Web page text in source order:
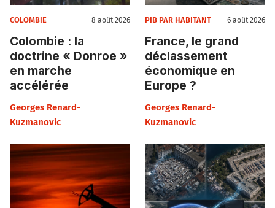
COLOMBIE 8 août 2026
Colombie : la
doctrine « Donroe »
en marche
accélérée
Georges Renard-
Kuzmanovic
PIB PAR HABITANT 6 août 2026
France, le grand
déclassement
économique en
Europe ?
Georges Renard-
Kuzmanovic